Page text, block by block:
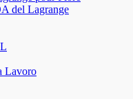
del Lagrange
Lavoro